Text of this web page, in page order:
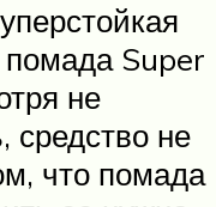
Super
не
средство не
что помада